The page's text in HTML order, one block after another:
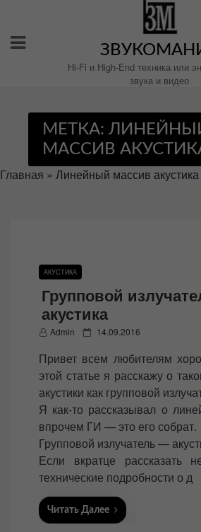
содержимому
Hi-Fi и High-End техника или
звука и видео
МЕТКА:
МАССИВ
Главная » Линейный массив акустика
АКУСТИКА
Групповой
акустика
Admin
P
s
t
e
d
o
n
14.09.2016
Привет всем любителям
этой статье я расскажу о
акустики как групповой
Я как-то рассказывал о
впрочем ГИ — это его собрат.
Групповой излучатель —
Если вкратце рассказать
технические подробности о д
Читать Далее